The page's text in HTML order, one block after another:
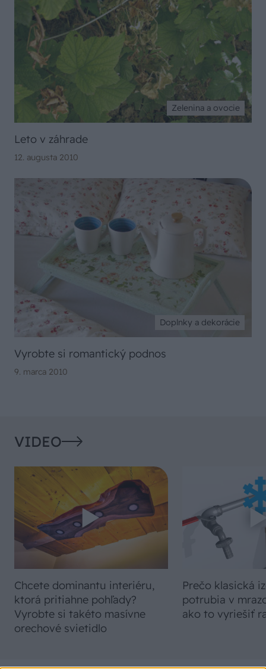
Zelenina a ovocie
Leto v záhrade
12. augusta 2010
Doplnky a dekorácie
Vyrobte si romantický podnos
9. marca 2010
VIDEO
Chcete dominantu interiéru,
ktorá pritiahne pohľady?
Vyrobte si takéto masívne
orechové svietidlo
Prečo klasická
potrubia v
ako to vyriešiť